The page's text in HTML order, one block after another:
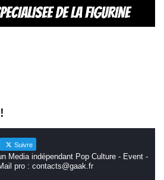
Suivre
Media indépendant Pop Culture - Event -
pro : contacts@gaak.fr